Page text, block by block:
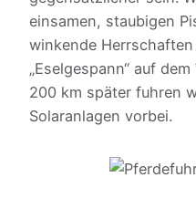
einsamen, staubigen
winkende
„Eselgespann“ auf
200 km später fuhren
Solaranlagen vorbei.